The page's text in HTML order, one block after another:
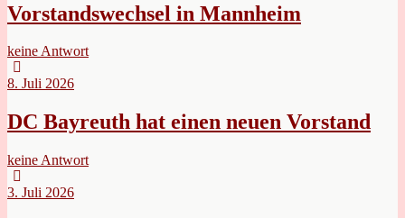
Vorstandswechsel in Mannheim
keine Antwort
8. Juli 2026
DC Bayreuth hat einen neuen Vorstand
keine Antwort
3. Juli 2026